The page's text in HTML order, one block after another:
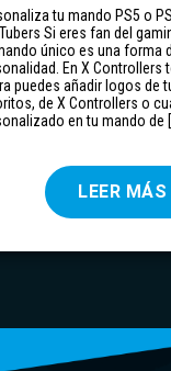
tu mando PS5 o
Si eres fan del
único es una forma
En X Controllers
puedes añadir logos de
de X Controllers o
en tu mando de
LEER MÁS